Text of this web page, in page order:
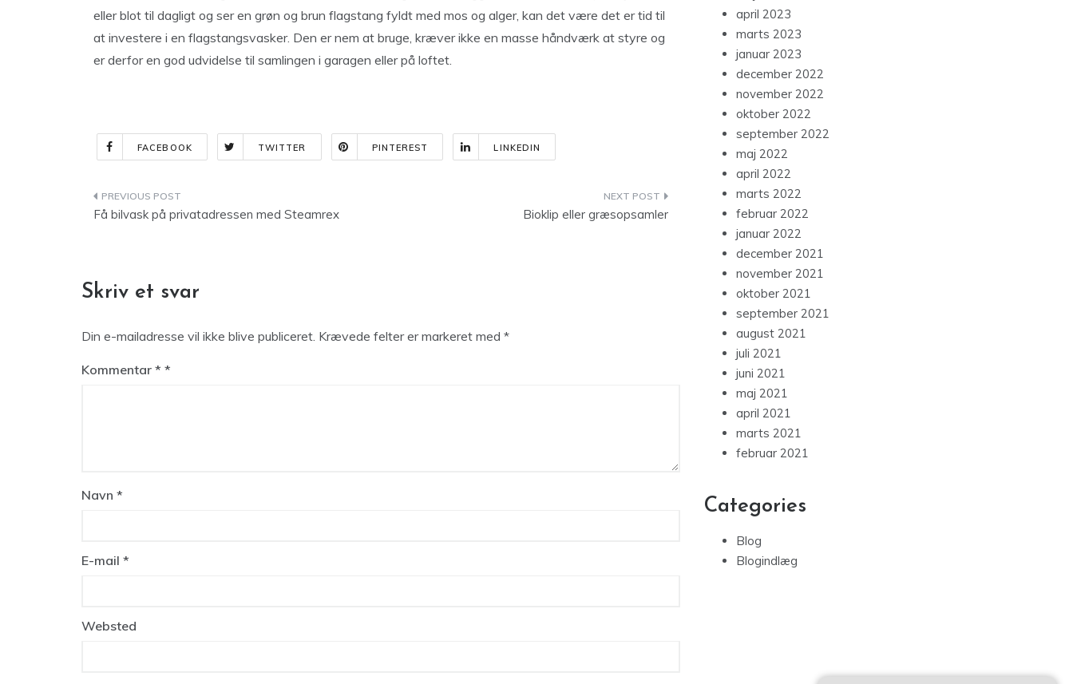
eller blot til dagligt og ser en grøn og brun flagstang fyldt med mos og alger, kan det være det er tid til
at investere i en flagstangsvasker. Den er nem at bruge, kræver ikke en masse håndværk at styre og
er derfor en god udvidelse til samlingen i garagen eller på loftet.
FACEBOOK TWITTER PINTEREST LINKEDIN
Indlægsnavigation
Få bilvask på privatadressen med Steamrex Bioklip eller græsopsamler
Skriv et svar
Din e-mailadresse vil ikke blive publiceret. Krævede felter er markeret med *
Kommentar *
Navn *
E-mail *
Websted
april 2023
marts 2023
januar 2023
december 2022
november 2022
oktober 2022
september 2022
maj 2022
april 2022
marts 2022
februar 2022
januar 2022
december 2021
november 2021
oktober 2021
september 2021
august 2021
juli 2021
juni 2021
maj 2021
april 2021
marts 2021
februar 2021
Categories
Blog
Blogindlæg